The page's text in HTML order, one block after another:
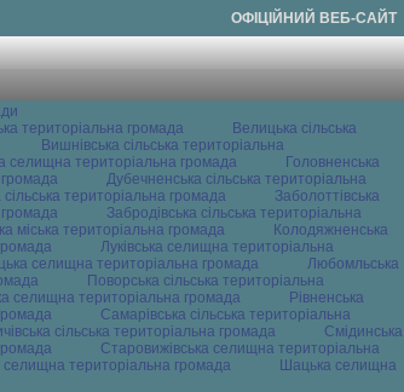
ОФІЦІЙНИЙ ВЕБ-САЙТ
територіальна громада
Велицька сільська
Вишнівська сільська територіальна
селищна територіальна громада
Головненська
Дубечненська сільська територіальна
сільська територіальна громада
Заболоттівська
Забродівська сільська територіальна
міська територіальна громада
Колодяжненська
Луківська селищна територіальна
селищна територіальна громада
Любомльська
Поворська сільська територіальна
селищна територіальна громада
Рівненська
Самарівська сільська територіальна
сільська територіальна громада
Смідинська
Старовижівська селищна територіальна
селищна територіальна громада
Шацька селищна